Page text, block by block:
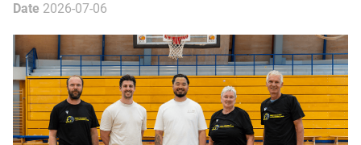
Date 2026-07-06